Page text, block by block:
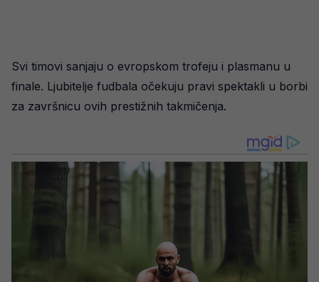
Svi timovi sanjaju o evropskom trofeju i plasmanu u
finale. Ljubitelje fudbala očekuju pravi spektakli u borbi
za završnicu ovih prestižnih takmičenja.